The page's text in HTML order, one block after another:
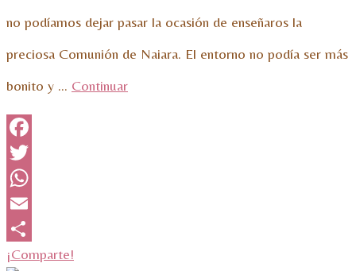
no podíamos dejar pasar la ocasión de enseñaros la
preciosa Comunión de Naiara. El entorno no podía ser más
bonito y … Continuar
Facebook
Twitter
WhatsApp
Email
¡Comparte!